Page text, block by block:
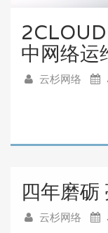
中网络运
云杉网络
四年磨砺
云杉网络